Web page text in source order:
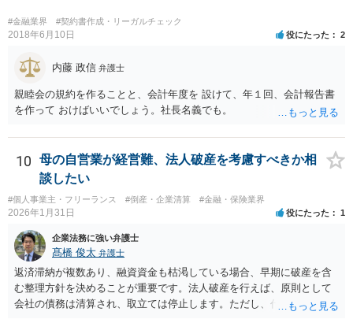
#金融業界 #契約書作成・リーガルチェック
2018年6月10日 役にたった 2
内藤 政信 弁護士
親睦会の規約を作ることと、会計年度を 設けて、年１回、会計報告書
を作って おけばいいでしょう。社長名義でも。
10
母の自営業が経営難、法人破産を考慮すべきか相
談したい
#個人事業主・フリーランス #倒産・企業清算 #金融・保険業界
2026年1月31日 役にたった 1
企業法務に強い弁護士
髙橋 俊太 弁護士
返済滞納が複数あり、融資資金も枯渇している場合、早期に破産を含
む整理方針を決めることが重要です。法人破産を行えば、原則として
会社の債務は清算され、取立ては停止します。ただし、代表者が連帯